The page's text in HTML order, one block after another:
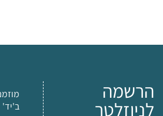
הרשמה
לניוזלטר
ב'יד'